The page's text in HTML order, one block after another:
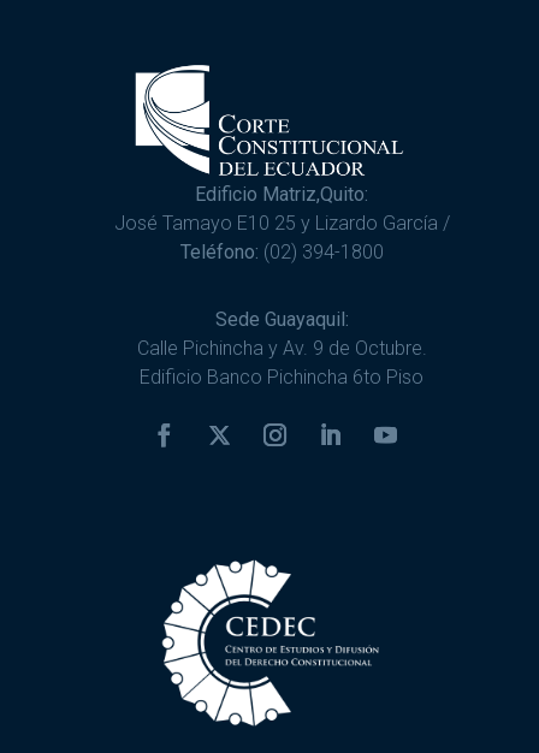
Edificio Matriz,Quito:
José Tamayo E10 25 y Lizardo García /
Teléfono: (02) 394-1800
Sede Guayaquil:
Calle Pichincha y Av. 9 de Octubre.
Edificio Banco Pichincha 6to Piso